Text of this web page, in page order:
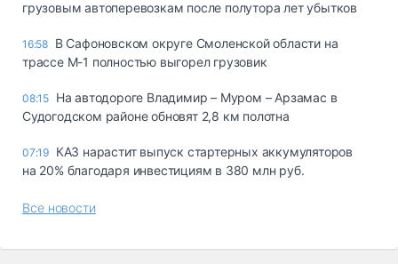
грузовым автоперевозкам после полутора лет убытков
16:58 В Сафоновском округе Смоленской области на
трассе М-1 полностью выгорел грузовик
08:15 На автодороге Владимир – Муром – Арзамас в
Судогодском районе обновят 2,8 км полотна
07:19 КАЗ нарастит выпуск стартерных аккумуляторов
на 20% благодаря инвестициям в 380 млн руб.
Все новости